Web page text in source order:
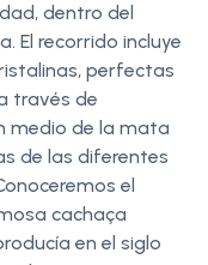
dentro del
El recorrido incluye
perfectas
través de
medio de la mata
de las diferentes
el
cachaça
en el siglo